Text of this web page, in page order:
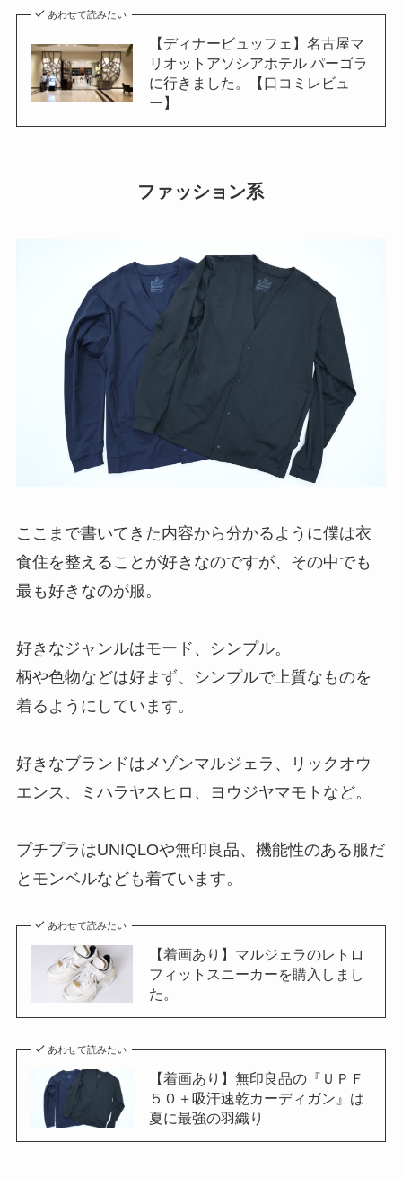
あわせて読みたい
【ディナービュッフェ】名古屋マ
リオットアソシアホテル パーゴラ
に行きました。【口コミレビュ
ー】
ファッション系
ここまで書いてきた内容から分かるように僕は衣
食住を整えることが好きなのですが、その中でも
最も好きなのが服。
好きなジャンルはモード、シンプル。
柄や色物などは好まず、シンプルで上質なものを
着るようにしています。
好きなブランドはメゾンマルジェラ、リックオウ
エンス、ミハラヤスヒロ、ヨウジヤマモトなど。
プチプラはUNIQLOや無印良品、機能性のある服だ
とモンベルなども着ています。
あわせて読みたい
【着画あり】マルジェラのレトロ
フィットスニーカーを購入しまし
た。
あわせて読みたい
【着画あり】無印良品の『ＵＰＦ
５０＋吸汗速乾カーディガン』は
夏に最強の羽織り